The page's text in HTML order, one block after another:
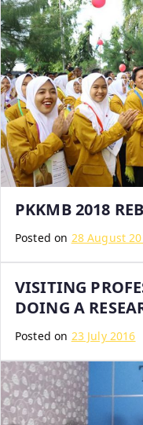
PKKMB 2018
Posted on 28 August
VISITING
DOING A
Posted on 23 July 2016